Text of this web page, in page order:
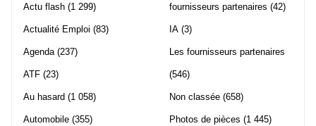
Actu flash (1 299)
Actualité Emploi (83)
Agenda(237)
ATF (23)
Au hasard (1 058)
Automobile (355)
fournisseurs partenaires (42)
IA (3)
Les fournisseurs partenaires
(546)
Non classée (658)
Photos de pièces (1 445)